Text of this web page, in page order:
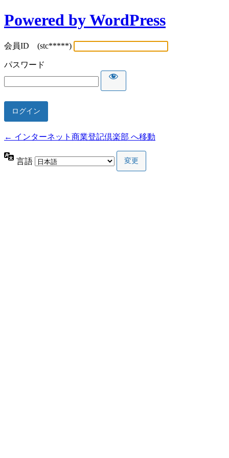
Powered by WordPress
会員ID (stc*****)
パスワード
← インターネット商業登記倶楽部 へ移動
言語